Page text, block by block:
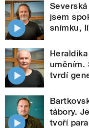
jsem
snímku,
uměním.
tvrdí
tábory.
tvoří